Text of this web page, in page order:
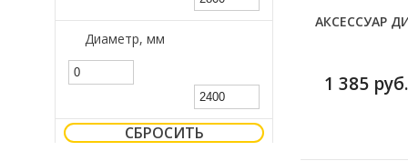
Диаметр, мм
СБРОСИТЬ
АКСЕССУАР
1 385 руб.